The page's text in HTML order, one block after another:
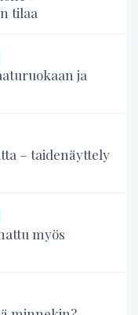
tilaa
ja
– taidenäyttely
myös